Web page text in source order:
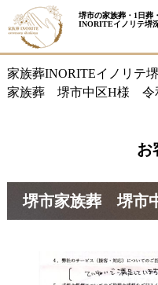
堺市の家族葬・1日葬
INORITEイノリテ堺
家族葬INORITEイノリテ
家族葬 堺市中区H様 令
お
堺市家族葬 堺市